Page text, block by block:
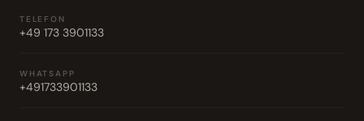
TELEFON
+49 173 3901133
WHATSAPP
+491733901133